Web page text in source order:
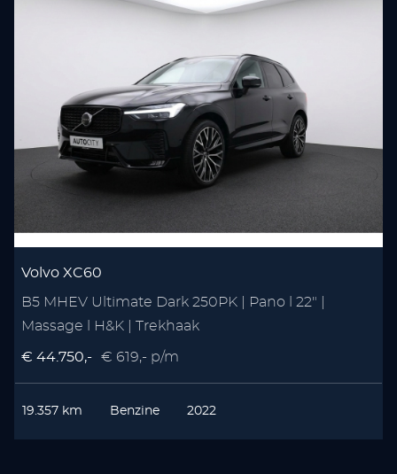
Volvo XC60
B5 MHEV Ultimate Dark 250PK | Pano l 22" |
Massage l H&K | Trekhaak
€ 44.750,- € 619,- p/m
19.357 km Benzine 2022